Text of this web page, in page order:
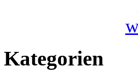
Kategorien